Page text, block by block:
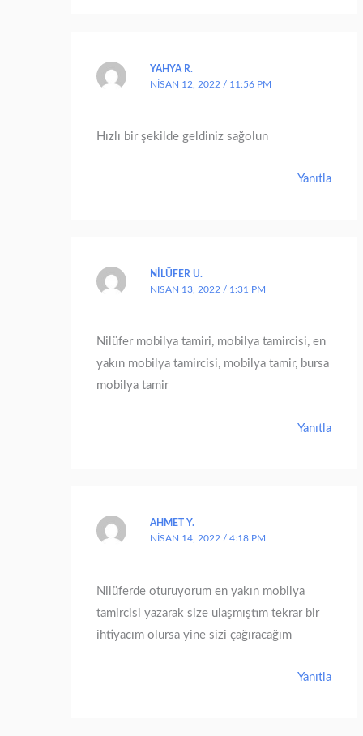
YAHYA R.
NISAN 12, 2022 / 11:56 PM
Hızlı bir şekilde geldiniz sağolun
Yanıtla
NILÜFER U.
NISAN 13, 2022 / 1:31 PM
Nilüfer mobilya tamiri, mobilya tamircisi, en
yakın mobilya tamircisi, mobilya tamir, bursa
mobilya tamir
Yanıtla
AHMET Y.
NISAN 14, 2022 / 4:18 PM
Nilüferde oturuyorum en yakın mobilya
tamircisi yazarak size ulaşmıştım tekrar bir
ihtiyacım olursa yine sizi çağıracağım
Yanıtla